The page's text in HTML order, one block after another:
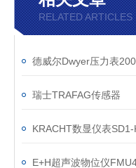
RELATED ARTICLES
瑞士TRAFAG传感器